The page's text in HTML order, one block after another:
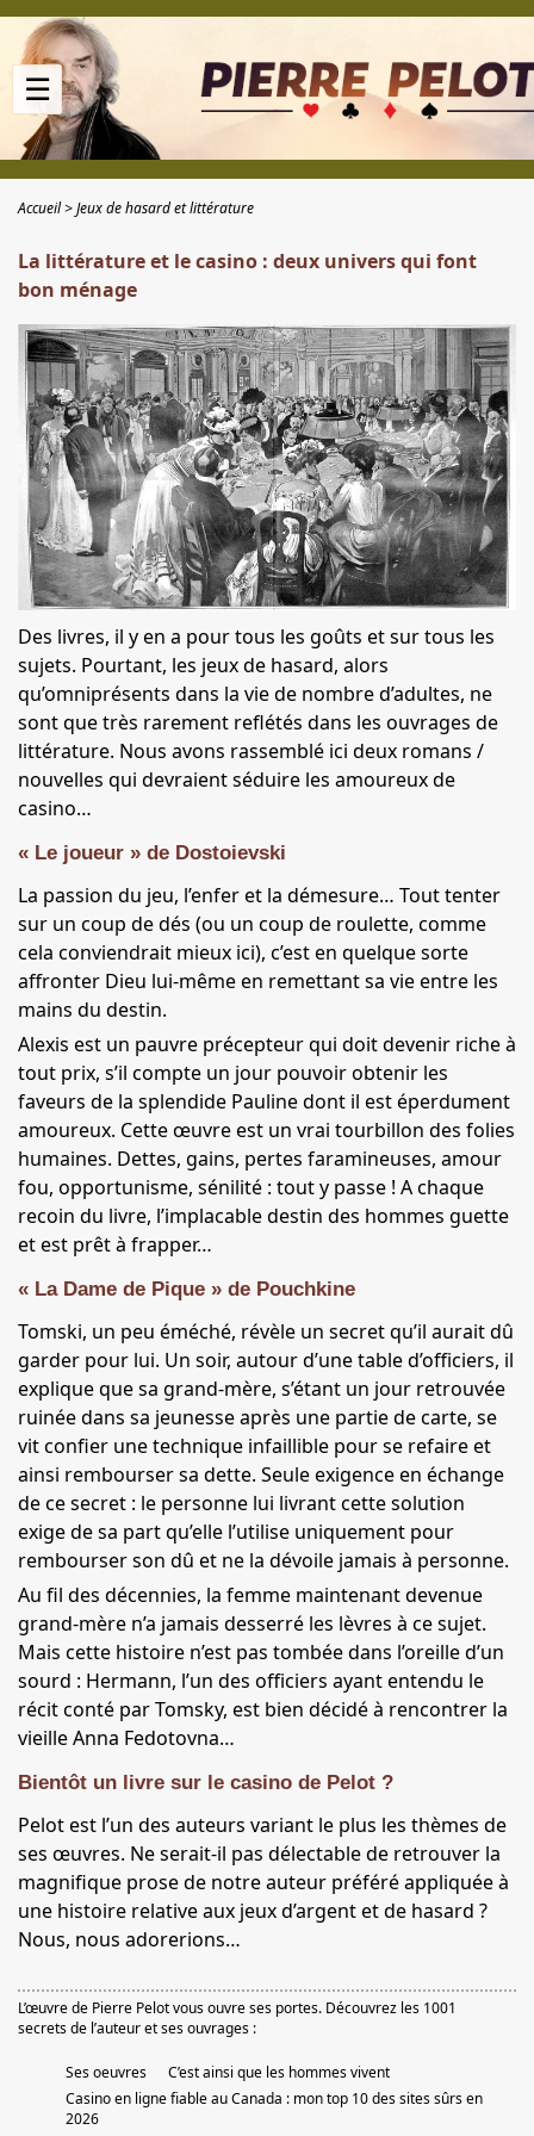
☰
Accueil Jeux de hasard et littérature
La littérature et le casino : deux univers qui font
bon ménage
Des livres, il y en a pour tous les goûts et surtous les
sujets. Pourtant, les jeux de hasard, alors
qu’omniprésents dans la vie de nombre d’adultes, ne
sont que très rarement reflétés dans les ouvrages de
littérature. Nous avons rassemblé ici deux romans /
nouvelles qui devraient séduire les amoureux de
casino…
« Le joueur » de Dostoievski
La passion du jeu, l’enfer et la démesure… Tout tenter
sur un coup de dés (ou un coup de roulette, comme
cela conviendrait mieux ici), c’est en quelque sorte
affronter Dieu lui-même en remettant sa vie entre les
mains du destin.
Alexis est un pauvre précepteur qui doit devenir riche à
tout prix, s’il compte un jour pouvoir obtenir les
faveurs de la splendide Pauline dont il est éperdument
amoureux. Cette œuvre est un vrai tourbillon des folies
humaines. Dettes, gains, pertes faramineuses, amour
fou, opportunisme, sénilité : tout y passe ! A chaque
recoin du livre, l’implacable destin des hommes guette
et est prêt à frapper…
« La Dame de Pique » de Pouchkine
Tomski, un peu éméché, révèle un secret qu’il aurait dû
garder pour lui. Un soir, autour d’une table d’officiers, il
explique que sa grand-mère, s’étant un jour retrouvée
ruinée dans sa jeunesse après une partie de carte, se
vit confier une technique infaillible pour se refaire et
ainsi rembourser sa dette. Seule exigence en échange
de ce secret : le personne lui livrant cette solution
exige de sa part qu’elle l’utilise uniquement pour
rembourser son dû et ne la dévoile jamais à personne.
Au fil des décennies, la femme maintenant devenue
grand-mère n’a jamais desserré les lèvres à ce sujet.
Mais cette histoire n’est pas tombée dans l’oreille d’un
sourd : Hermann, l’un des officiers ayant entendu le
récit conté par Tomsky, est bien décidé à rencontrer la
vieille Anna Fedotovna…
Bientôt un livre sur le casino de Pelot ?
Pelot est l’un des auteurs variant le plus les thèmes de
ses œuvres. Ne serait-il pas délectable de retrouver la
magnifique prose de notre auteur préféré appliquée à
une histoire relative aux jeux d’argent et de hasard ?
Nous, nous adorerions…
L’œuvre de Pierre Pelot vous ouvre ses portes. Découvrez les 1001
secrets de l’auteur et ses ouvrages :
Ses oeuvres
C’est ainsi que les hommes vivent
Casino en ligne fiable au Canada : mon top 10 des sites sûrs en
2026